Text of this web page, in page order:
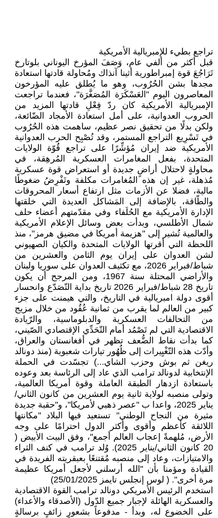
تراجع بطيء للإمبريالية الأمريكية
قبل أكثر من ألفي عام، وَصَفَ المؤرخ اليوناني بلوتارخ
تَرَاجُعَ قوة إمبراطورية أثينا آنذاك ومُحاولة قادتها استعادة
مجدها بشن الحُرُوب، وهو ما يُطلق عليه المؤرخون
المعاصرون اليوم "العَسْكَرَة المُصَغَّرَة"، فعندما تراجعت
الإمبريالية الأمريكية كان ردّ فِعْلِ قادتها المزيد من
الحروب العدوانية، على أمل استعادة الأمجاد الضّائعة،
ولكن بدلًا من تحقيق نصر عظيم، ساهمت هذه الحُرُوب
في تَسْرِيع التراجع المستمر، وقد تُصْبِح الحرب العدوانية
الأمريكية ضد إيران مُؤشِّرًا على تراجع قُوّة الولايات
المتحدة، بفعل المغامرات العسكرية المُرهِقة، في
محاولةٍ لاحتلال أراضٍ جديدة أو استعراض قوة عسكرية
مُذهلة، غير إن هذه المُغامرات مكلفة وتَفْرِضُ ضغوطًا
مالية، فضلا عن الأزمات مثل ارتفاع أسعار المحروقات
والطّاقة، بالإضافة إلى المَشاكل العديدة التي خلقتها
الإدارة الأمريكية مع الحُلَفاء وفي مقدّمتهم أعضاء حلف
شمال الأطلسي، وبدأت بعض وسائل الإعلام الأمريكية
والعالمية تُشير إلى "هزيمة أمريكا في مضيق هرمز"، منذ
اللحظة التي أقرتها الولايات المتحدة والكيان الصهيوني
لشن العدوان على إيران يوم الثامن والعشرين من
شباط/فبراير 2026، مع تكثيف العدوان على سوريا ولبنان
والأراضي المحتلة سنة 1967، ومن المرجح أن يكون
تاريخ 28 شباط/فبراير 2026 تاريخ بداية التّصَدّع وانحسار
أقوى دولة امبريالية في التاريخ، والتي هيمنت على جزء
كبير من العالم لما يقرب من ثمانية عُقُود من خلال مزيج
من التحالفات العسكرية والدبلوماسية، والرّيادة
الاقتصادية التي لم تَصْمُد أمام التّحَدِّي الإقتصادي الصّيني،
كما بدأت نقاط الضُّعف تظهر في أفغانستان والعراق،
وأدّت هذه التّغْيِيرات إلى ظُهُور تيارات شعبوية (منذ دونالد
ريغن ثم بوش وحزب الشاي...) تجسّدت في الحملة
الإنتخابية لدونالد ترامب الذي عاد إلى الرئاسة بعد وعوده
باستعادة ازدهار الطبقة العاملة وقوة أمريكا العالمية،
وتولى منصبه لولاية ثانية يوم العشرين من كانون الثاني/
يناير 2025، واعدا ب "عصر ذهبي لأمريكا"، و"حقبة جديدة
مثيرة من النجاح الوطني" تستعيد فيها البلاد "مكانتها
اللائقة كأعظم وأقوى وأكثر الدول احترامًا على وجه
الأرض، مُلهمةً إعجاب العالم أجمع"، وفق البيت الأبيض (
20 كانون الثاني/يناير 2025). وُلد ترامب في كنف الثراء
والامتيازات، وعاد إلى منصبه مُقتنعًا بعبقريته الفريدة في
القيادة ومؤمنا بأن "الله أرسلني لأجعل أمريكا عظيمة
مرة أخرى". ( لوس إنجلس تايمز 25/01/2025)
استخدم الرئيس الأمريكي دونالد ترامب القوة الاقتصادية
والعسكرية الهائلة لإجبار جميع الدّول (الأصدقاء والأعداء)
على الخضوع له، وبدأ - مدفوعاً بشعورٍ زائفٍ برسالةٍ